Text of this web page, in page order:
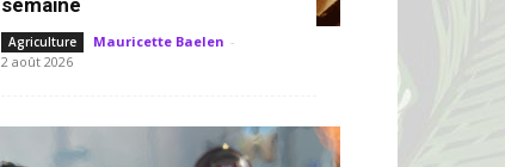
semaine
Agriculture Mauricette Baelen -
2 août 2026